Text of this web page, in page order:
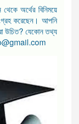
থেকে অর্থের বিনিময়ে
করেছেন। আপনি
উচিত? যেকোন তথ্য